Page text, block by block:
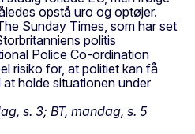
opstå uro og optøjer.
Sunday Times, som har set
politis
Police Co-ordination
risiko for, at politiet kan få
holde situationen under
s. 3; BT, mandag, s. 5